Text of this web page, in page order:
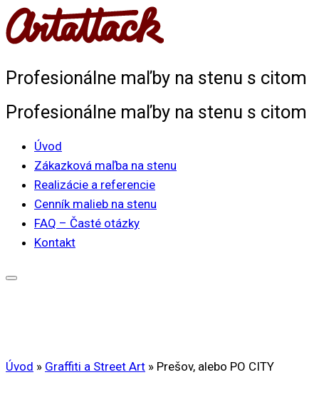
Skip
to
Profesionálne maľby na stenu s citom
Profesionálne maľby na stenu s citom
Úvod
Zákazková maľba na stenu
Realizácie a referencie
Cenník malieb na stenu
FAQ – Časté otázky
Kontakt
Úvod » Graffiti a Street Art » Prešov, alebo PO CITY